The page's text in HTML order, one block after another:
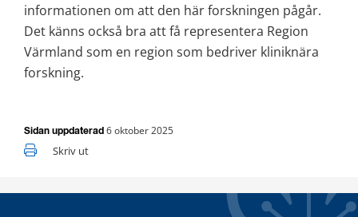
informationen om att den här forskningen pågår.
Det känns också bra att få representera Region
Värmland som en region som bedriver kliniknära
forskning.
Sidan uppdaterad 6 oktober 2025
Skriv ut